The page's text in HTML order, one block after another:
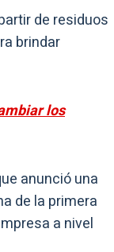
de residuos
brindar
los
anunció una
de la primera
a nivel